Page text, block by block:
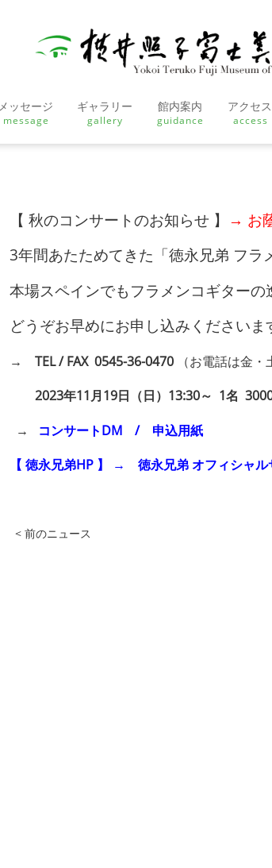
メッセージ
message
ギャラリー
gallery
館内案内
guidance
アクセス
access
【 秋のコンサートのお知らせ 】 → お
3年間あたためてきた「徳永兄弟 フラ
本場スペインでもフラメンコギターの
どうぞお早めにお申し込みください
→ TEL / FAX 0545-36-0470 （お電話は金・
2023年11月19日（日）13:30～ 1名
→ コンサートDM / 申込用紙
【 徳永兄弟HP 】
→ 徳永兄弟 オフィシャル
< 前のニュース